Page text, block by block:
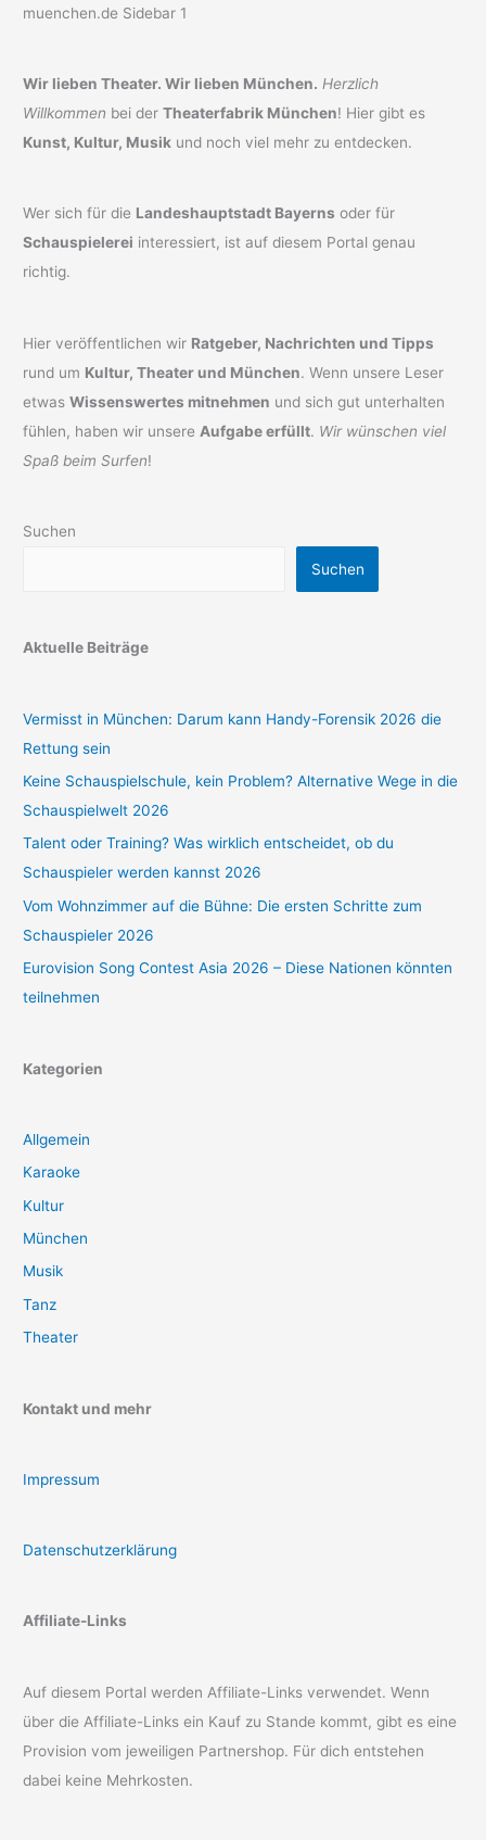
Wir lieben Theater. Wir lieben München. Herzlich
Willkommen bei derTheaterfabrik München! Hier gibt es
Kunst, Kultur, Musik und noch viel mehr zu entdecken.
Wer sich für die Landeshauptstadt Bayerns oder für
Schauspielerei interessiert, ist auf diesem Portal genau
richtig.
Hier veröffentlichen wir Ratgeber, Nachrichten und Tipps
rund um Kultur, Theater und München. Wenn unsere Leser
etwasWissenswertes mitnehmen und sich gut unterhalten
fühlen, haben wir unsere Aufgabe erfüllt. Wir wünschen viel
Spaß beim Surfen!
Suchen
Suchen
Aktuelle Beiträge
Vermisst in München: Darum kann Handy-Forensik 2026 die
Rettung sein
Keine Schauspielschule, kein Problem? Alternative Wege in die
Schauspielwelt 2026
Talent oder Training? Was wirklich entscheidet, ob du
Schauspieler werden kannst 2026
Vom Wohnzimmer auf die Bühne: Die ersten Schritte zum
Schauspieler 2026
Eurovision Song Contest Asia 2026 – Diese Nationen könnten
teilnehmen
Kategorien
Allgemein
Karaoke
Kultur
München
Musik
Tanz
Theater
Kontakt und mehr
Impressum
Datenschutzerklärung
Affiliate-Links
Auf diesem Portal werden Affiliate-Links verwendet. Wenn
über die Affiliate-Links ein Kauf zu Stande kommt, gibt es eine
Provision vom jeweiligen Partnershop. Für dich entstehen
dabei keine Mehrkosten.